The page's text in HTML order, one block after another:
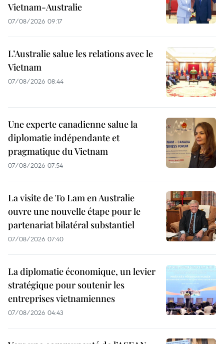
Vietnam-Australie
07/08/2026 09:17
L’Australie salue les relations avec le
Vietnam
07/08/2026 08:44
Une experte canadienne salue la
diplomatie indépendante et
pragmatique du Vietnam
07/08/2026 07:54
La visite de To Lam en Australie
ouvre une nouvelle étape pour le
partenariat bilatéral substantiel
07/08/2026 07:40
La diplomatie économique, un levier
stratégique pour soutenir les
entreprises vietnamiennes
07/08/2026 04:43